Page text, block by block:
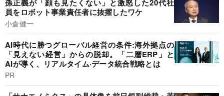
孫正義が「顔も見たくない」と激怒した20代社
員をロボット事業責任者に抜擢したワケ
小倉健一
AI時代に勝つグローバル経営の条件:海外拠点の
「見えない経営」からの脱却。「二層ERP」と
AIが導く、リアルタイム·データ統合戦略とは
PR